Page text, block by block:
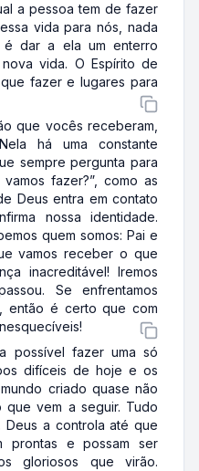
a pessoa tem de fazer
vida para nós, nada
é dar a ela um enterro
vida. O Espírito de
fazer e lugares para
que vocês receberam,
há uma constante
sempre pergunta para
fazer?”, como as
Deus entra em contato
nossa identidade.
quem somos: Pai e
vamos receber o que
inacreditável! Iremos
Se enfrentamos
então é certo que com
possível fazer uma só
difíceis de hoje e os
criado quase não
vem a seguir. Tudo
a controla até que
prontas e possam ser
gloriosos que virão.